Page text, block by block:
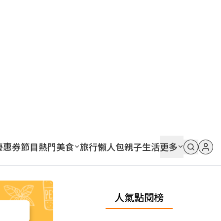
惠券節目熱門美食 旅行懶人包親子生活更多
人氣點閱榜